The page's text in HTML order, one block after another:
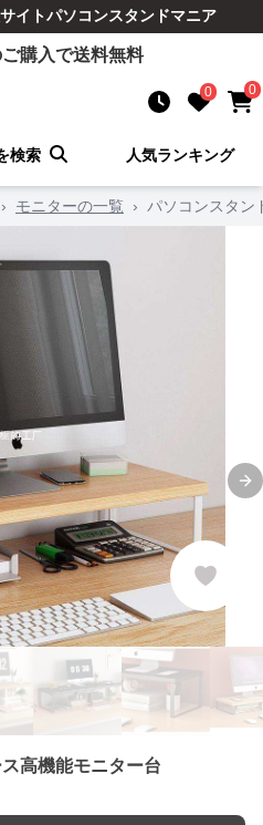
イトパソコンスタンドマニア
ご購入で送料無料
0 0
検索 人気ランキング
› モニターの一覧 › パソコンスタン
高機能モニター台